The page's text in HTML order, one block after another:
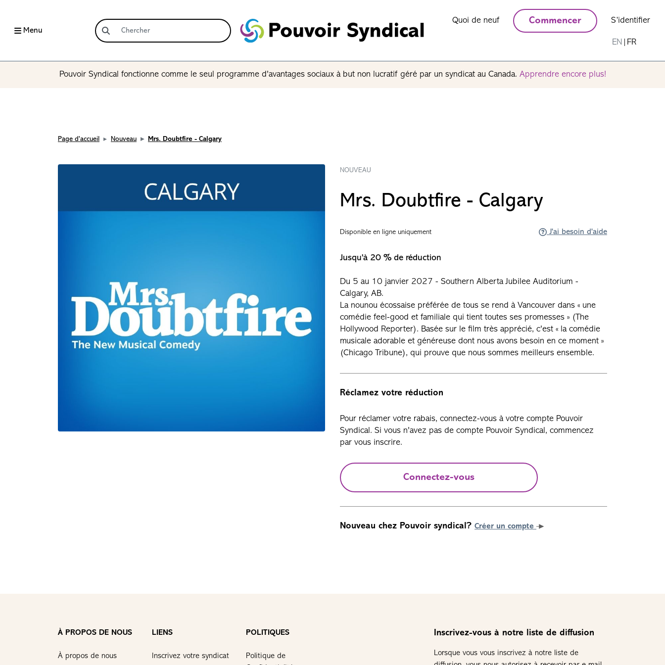
Menu
Quoi de neuf Commencer S’identifier
EN FR
Pouvoir Syndical fonctionne comme le seul programme d'avantages sociaux à but non lucratif géré par un syndicat au Canada. Apprendre encore plus!
Page d'accueil Nouveau Mrs. Doubtfire - Calgary
NOUVEAU
Mrs. Doubtfire - Calgary
Disponible en ligne uniquement J'ai besoin d'aide
Jusqu'à 20 % de réduction
Du 5 au 10 janvier 2027 - Southern Alberta Jubilee Auditorium -
Calgary, AB.
La nounou écossaise préférée de tous se rend à Vancouver dans « une
comédie feel-good et familiale qui tient toutes ses promesses » (The
Hollywood Reporter). Basée sur le film très apprécié, c'est « la comédie
musicale adorable et généreuse dont nous avons besoin en ce moment »
(Chicago Tribune), qui prouve que nous sommes meilleurs ensemble.
Réclamez votre réduction
Pour réclamer votre rabais, connectez-vous à votre compte Pouvoir
Syndical. Si vous n'avez pas de compte Pouvoir Syndical, commencez
par vous inscrire.
Connectez-vous
Nouveau chez Pouvoir syndical? Créer un compte
À PROPOS DE NOUS
À propos de nous
LIENS
Inscrivez votre syndicat
POLITIQUES
Politique de
Inscrivez-vous à notre liste de diffusion
Lorsque vous vous inscrivez à notre liste de